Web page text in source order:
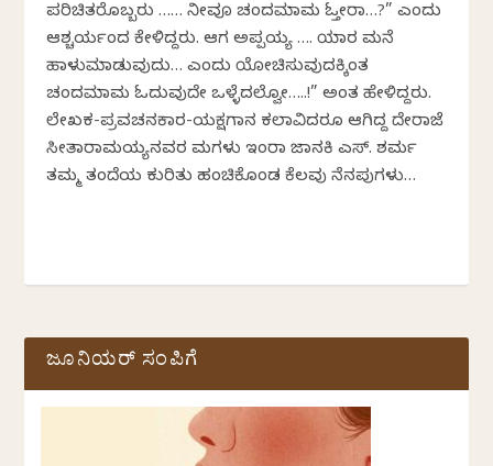
ಪರಿಚಿತರೊಬ್ಬರು …… ನೀವೂ ಚಂದಮಾಮ ಓದ್ತೀರಾ…?” ಎಂದು
ಆಶ್ಚರ್ಯದಿಂದ ಕೇಳಿದ್ದರು. ಆಗ ಅಪ್ಪಯ್ಯ …. ಯಾರ ಮನೆ
ಹಾಳುಮಾಡುವುದು… ಎಂದು ಯೋಚಿಸುವುದಕ್ಕಿಂತ
ಚಂದಮಾಮ ಓದುವುದೇ ಒಳ್ಳೆದಲ್ವೋ…..!” ಅಂತ ಹೇಳಿದ್ದರು.
ಲೇಖಕ-ಪ್ರವಚನಕಾರ-ಯಕ್ಷಗಾನ ಕಲಾವಿದರೂ ಆಗಿದ್ದ ದೇರಾಜೆ
ಸೀತಾರಾಮಯ್ಯನವರ ಮಗಳು ಇಂದಿರಾ ಜಾನಕಿ ಎಸ್. ಶರ್ಮ
ತಮ್ಮ ತಂದೆಯ ಕುರಿತು ಹಂಚಿಕೊಂಡ ಕೆಲವು ನೆನಪುಗಳು…
ಜೂನಿಯರ್ ಸಂಪಿಗೆ